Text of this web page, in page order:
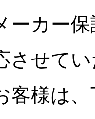
ーカー
させて
客様は